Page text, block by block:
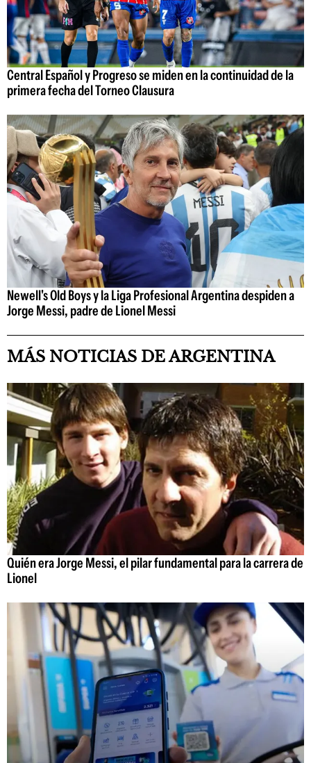
Central Español y Progreso se miden en la continuidad de la
primera fecha del Torneo Clausura
Newell's Old Boys y la Liga Profesional Argentina despiden a
Jorge Messi, padre de Lionel Messi
MÁS NOTICIAS DE ARGENTINA
Quién era Jorge Messi, el pilar fundamental para la carrera de
Lionel